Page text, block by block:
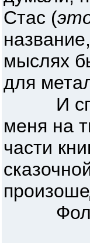
Стас (
мыслях
для
И
меня на
части